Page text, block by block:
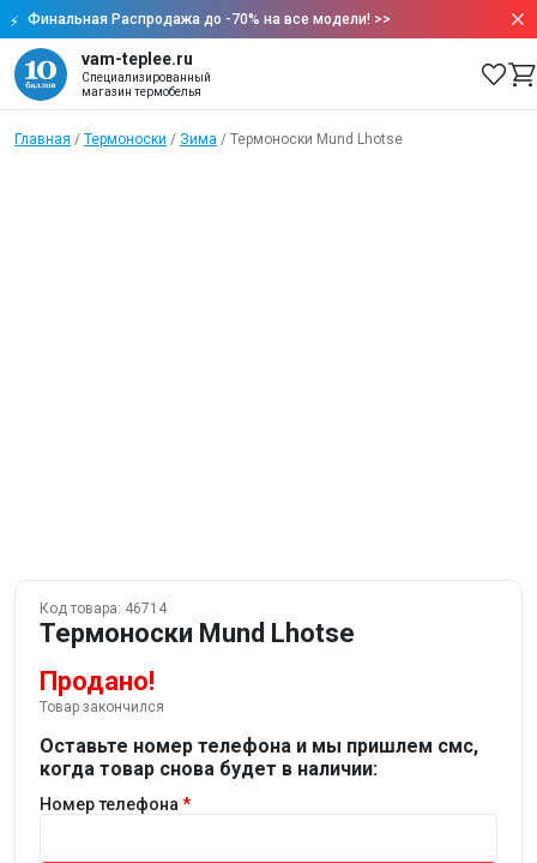
Финальная Распродажа до -70% на все модели! >>
vam-teplee.ru
Специализированный
магазин термобелья
Главная / Термоноски / Зима / Термоноски Mund Lhotse
Код товара: 46714
Термоноски Mund Lhotse
Продано!
Товар закончился
Оставьте номер телефона и мы пришлем смс,
когда товар снова будет в наличии:
Номер телефона